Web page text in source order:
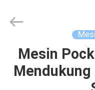
RUMAH
Rights
Mesin